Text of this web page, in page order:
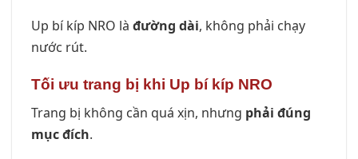
Up bí kíp NRO là đường dài, không phải chạy
nước rút.
Tối ưu trang bị khi Up bí kíp NRO
Trang bị không cần quá xịn, nhưng phải đúng
mục đích.